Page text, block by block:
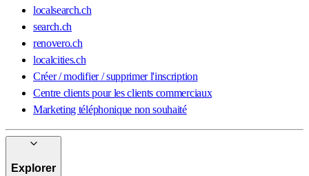
localsearch.ch
search.ch
renovero.ch
localcities.ch
Créer / modifier / supprimer l'inscription
Centre clients pour les clients commerciaux
Marketing téléphonique non souhaité
Explorer